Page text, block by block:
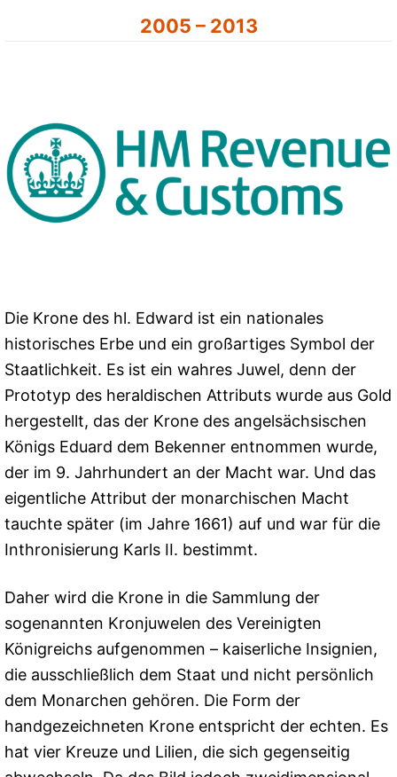
2005 – 2013
Die Krone des hl. Edward ist ein nationales
historisches Erbe und ein großartiges Symbol der
Staatlichkeit. Es ist ein wahres Juwel, denn der
Prototyp des heraldischen Attributs wurde aus Gold
hergestellt, das der Krone des angelsächsischen
Königs Eduard dem Bekenner entnommen wurde,
der im 9. Jahrhundert an der Macht war. Und das
eigentliche Attribut der monarchischen Macht
tauchte später (im Jahre 1661) auf und war für die
Inthronisierung Karls II. bestimmt.
Daher wird die Krone in die Sammlung der
sogenannten Kronjuwelen des Vereinigten
Königreichs aufgenommen – kaiserliche Insignien,
die ausschließlich dem Staat und nicht persönlich
dem Monarchen gehören. Die Form der
handgezeichneten Krone entspricht der echten. Es
hat vier Kreuze und Lilien, die sich gegenseitig